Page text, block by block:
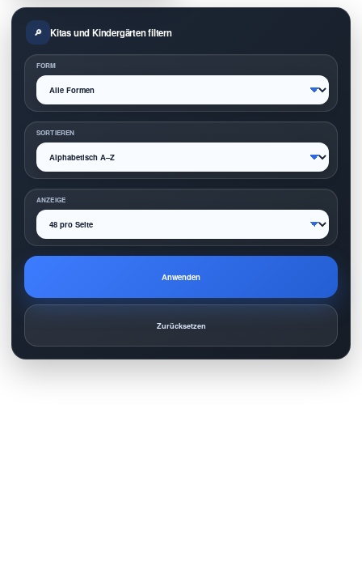
Kitas und Kindergärten filtern
FORM
SORTIEREN
ANZEIGE
Anwenden
Zurücksetzen